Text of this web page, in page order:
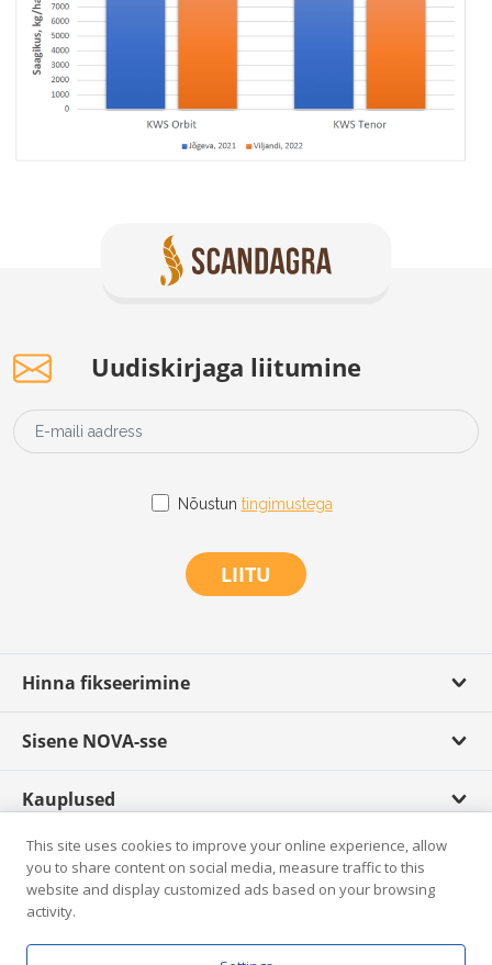
Uudiskirjaga liitumine
Nõustun tingimustega
LIITU
Hinna fikseerimine
Sisene NOVA-sse
Kauplused
Scandagra TV
Rikkumisest teatamine
This site uses cookies to improve your online experience, allow
you to share content on social media, measure traffic to this
website and display customized ads based on your browsing
activity.